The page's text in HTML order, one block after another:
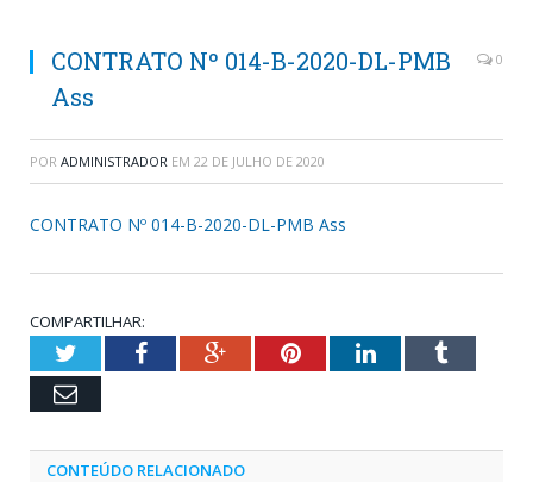
CONTRATO Nº 014-B-2020-DL-PMB
Ass
0
POR ADMINISTRADOR EM 22 DE JULHO DE 2020
CONTRATO Nº 014-B-2020-DL-PMB Ass
COMPARTILHAR:
TwitterFacebookGoogle+PinterestLinkedInTumblr
Email
CONTEÚDO RELACIONADO